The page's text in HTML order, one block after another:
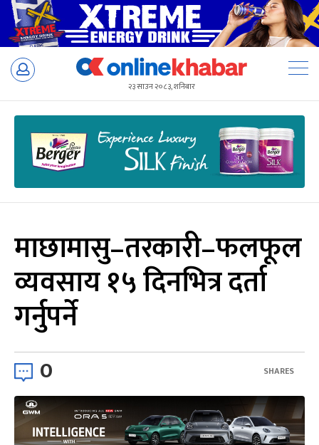
Skip
२३ साउन २०८३, शनिबार
माछामासु–तरकारी–फलफूल
व्यवसाय १५ दिनभित्र दर्ता
गर्नुपर्ने
0 SHARES